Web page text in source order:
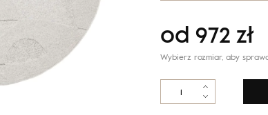
od 972 zł
Wybierz rozmiar, aby
ilość
Morphic